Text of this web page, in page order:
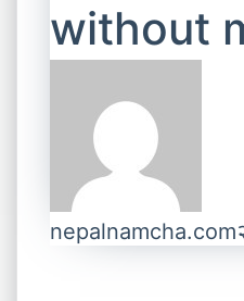
without
nepalnamcha.com